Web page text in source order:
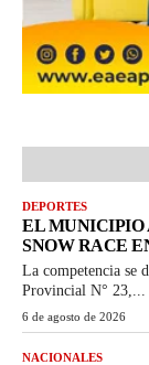
DEPORTES
EL MUNICIPIO
SNOW RACE
La competencia se
Provincial N° 23,...
6 de agosto de 2026
NACIONALES